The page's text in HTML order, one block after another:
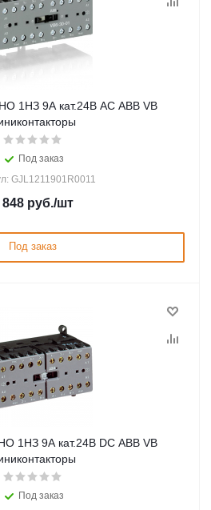
1НЗ 9А кат.24В AC ABB VB
Под заказ
GJL1211901R0011
848 руб./шт
Под заказ
1НЗ 9А кат.24В DC ABB VB
Под заказ